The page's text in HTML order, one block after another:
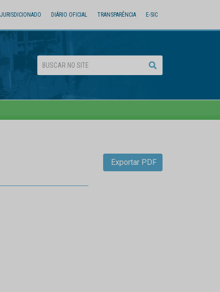
JURISDICIONADO DIÁRIO OFICIAL TRANSPARÊNCIA E-SIC
Exportar PDF